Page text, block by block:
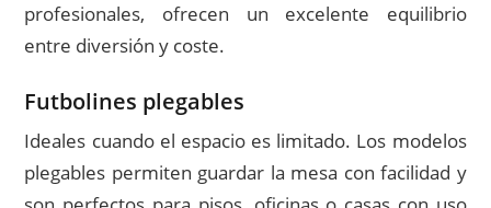
profesionales, ofrecen un excelente equilibrio
entre diversión y coste.
Futbolines plegables
Ideales cuando el espacio es limitado. Los modelos
plegables permiten guardar la mesa con facilidad y